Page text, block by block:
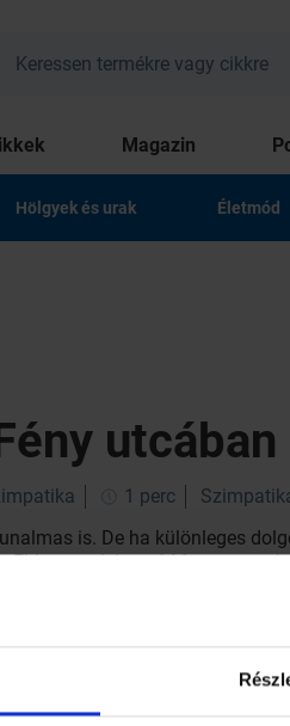
Magazin
Hölgyek és urak Életmód
utcában
1 perc
is. De ha különleges
Ehhez segít hozzá